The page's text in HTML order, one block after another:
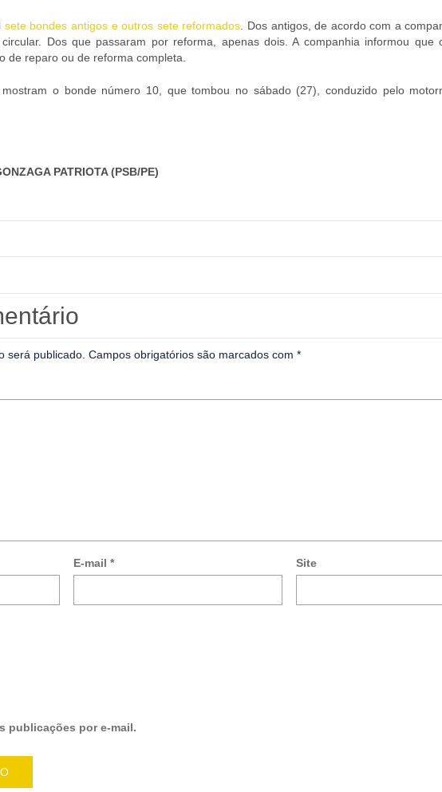
sete bondes antigos e outros sete reformados . Dos antigos, de acordo com a
Dos que passaram por reforma, apenas dois. A companhia informou que
de reparo ou de reforma completa.
o bonde número 10, que tombou no sábado (27), conduzido pelo
PATRIOTA (PSB/PE)
será publicado. Campos obrigatórios são marcados com *
E-mail *
Site
publicações por e-mail.